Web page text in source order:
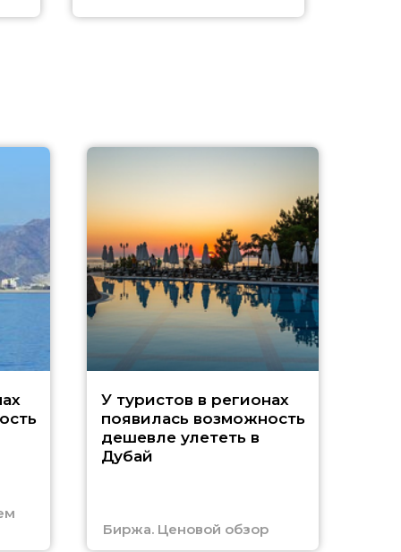
У туристов в регионах
появилась возможность
дешевле улететь в
Дубай
Биржа. Ценовой обзор